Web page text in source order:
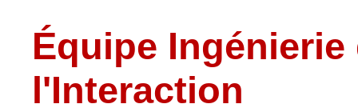
Équipe Ingénierie
l'Interaction